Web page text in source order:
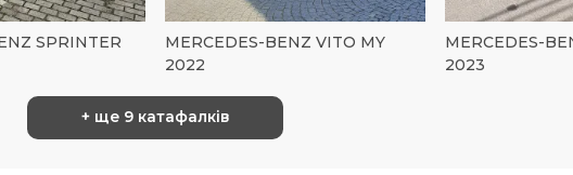
SPRINTER
MERCEDES-BENZ VITO MY
2022
MERCEDES-
2023
+ ще 9 катафалків